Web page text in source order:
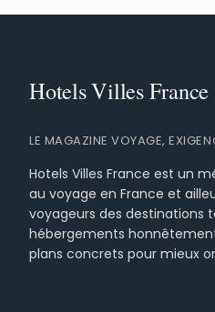
LE MAGAZINE VOYAGE,
Hotels Villes France est un
au voyage en France et
voyageurs des destinations
hébergements
plans concrets pour mieux